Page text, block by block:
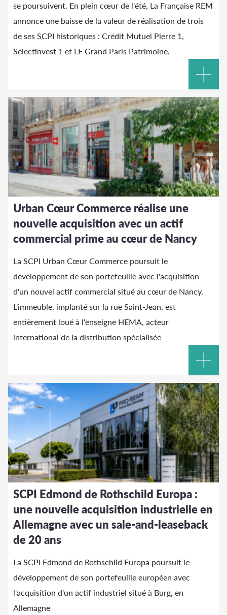
se poursuivent. En plein cœur de l'été, La Française REM
annonce une baisse de la valeur de réalisation de trois
de ses SCPI historiques : Crédit Mutuel Pierre 1,
Sélectinvest 1 et LF Grand Paris Patrimoine.
Urban Cœur Commerce réalise une
nouvelle acquisition avec un actif
commercial prime au cœur de Nancy
La SCPI Urban Cœur Commerce poursuit le
développement de son portefeuille avec l'acquisition
d'un nouvel actif commercial situé au cœur de Nancy.
L'immeuble, implanté sur la rue Saint-Jean, est
entièrement loué à l'enseigne HEMA, acteur
international de la distribution spécialisée
SCPI Edmond de Rothschild Europa :
une nouvelle acquisition industrielle en
Allemagne avec un sale-and-leaseback
de 20 ans
La SCPI Edmond de Rothschild Europa poursuit le
développement de son portefeuille européen avec
l'acquisition d'un actif industriel situé à Burg, en
Allemagne